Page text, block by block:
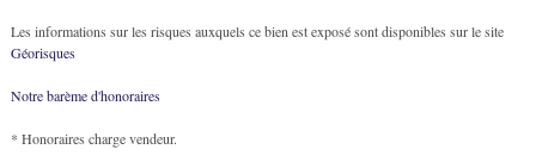
Les informations sur les risques auxquels ce bien est exposé sont disponibles sur le site
Géorisques
Notre barème d'honoraires
* Honoraires charge vendeur.